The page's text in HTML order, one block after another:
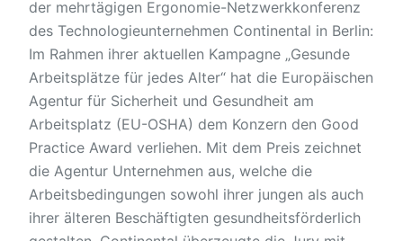
der mehrtägigen Ergonomie-Netzwerkkonferenz
des Technologieunternehmen Continental in Berlin:
Im Rahmen ihrer aktuellen Kampagne „Gesunde
Arbeitsplätze für jedes Alter“ hat die Europäischen
Agentur für Sicherheit und Gesundheit am
Arbeitsplatz (EU-OSHA) dem Konzern den Good
Practice Award verliehen. Mit dem Preis zeichnet
die Agentur Unternehmen aus, welche die
Arbeitsbedingungen sowohl ihrer jungen als auch
ihrer älteren Beschäftigten gesundheitsförderlich